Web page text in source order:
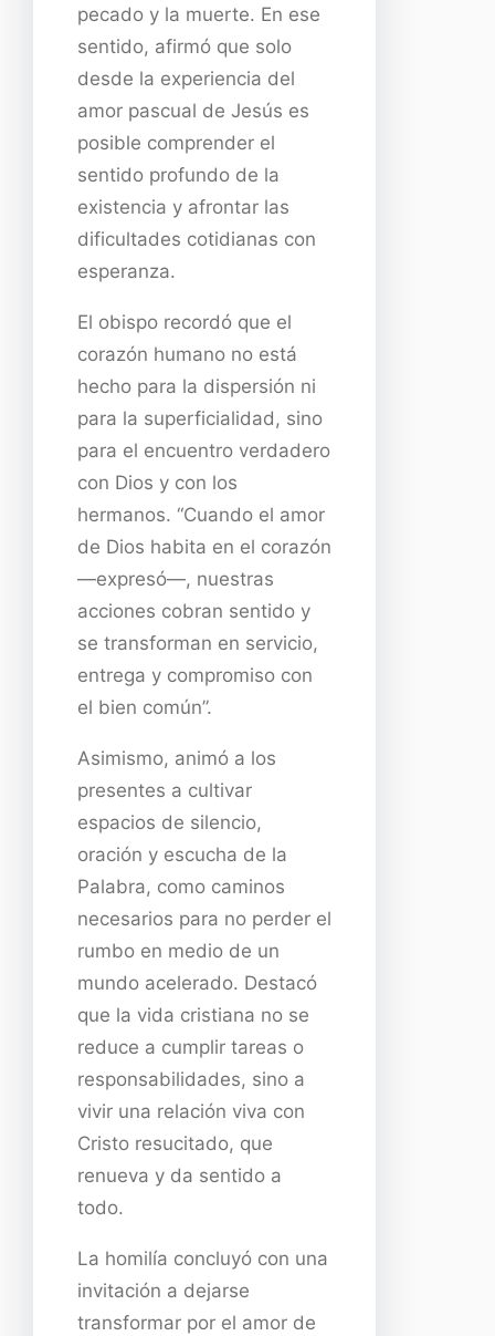
pecado y la muerte. En ese
sentido, afirmó que solo
desde la experiencia del
amor pascual de Jesús es
posible comprender el
sentido profundo de la
existencia y afrontar las
dificultades cotidianas con
esperanza.
El obispo recordó que el
corazón humano no está
hecho para la dispersión ni
para la superficialidad, sino
para el encuentro verdadero
con Dios y con los
hermanos. “Cuando el amor
de Dios habita en el corazón
—expresó—, nuestras
acciones cobran sentido y
se transforman en servicio,
entrega y compromiso con
el bien común”.
Asimismo, animó a los
presentes a cultivar
espacios de silencio,
oración y escucha de la
Palabra, como caminos
necesarios para no perder el
rumbo en medio de un
mundo acelerado. Destacó
que la vida cristiana no se
reduce a cumplir tareas o
responsabilidades, sino a
vivir una relación viva con
Cristo resucitado, que
renueva y da sentido a
todo.
La homilía concluyó con una
invitación a dejarse
transformar por el amor de